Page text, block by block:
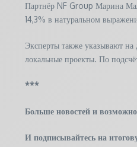
Партнёр NF Group Марина
14,3% в натуральном
Эксперты также указывают
локальные проекты. По
***
Больше новостей и
И подписывайтесь на